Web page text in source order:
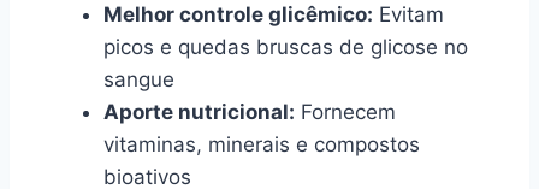
Melhor controle glicêmico: Evitam
picos e quedas bruscas de glicose no
sangue
Aporte nutricional: Fornecem
vitaminas, minerais e compostos
bioativos